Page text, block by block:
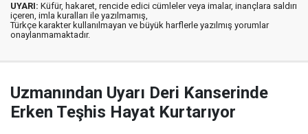
UYARI: Küfür, hakaret, rencide edici cümleler veya imalar, inançlara saldırı
içeren, imla kuralları ile yazılmamış,
Türkçe karakter kullanılmayan ve büyük harflerle yazılmış yorumlar
onaylanmamaktadır.
Uzmanından Uyarı Deri Kanserinde
Erken Teşhis Hayat Kurtarıyor